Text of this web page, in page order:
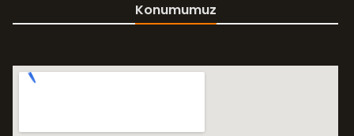
Konumumuz